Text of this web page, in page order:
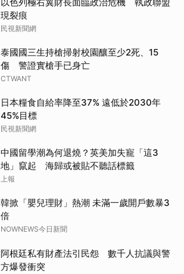
現裂痕
民視新聞網
泰國國三生持槍掃射校園釀至少2死、15
傷 警證實槍手已身亡
CTWANT
日本糧食自給率降至37% 遠低於2030年
45%目標
民視新聞網
中國留學潮為何退燒？英美加失寵「這3
地」竄起 海歸或被貼不聽話標籤
上報
韓掀「嬰兒理財」熱潮 未滿一歲開戶數暴3
倍
NOWNEWS今日新聞
阿根廷私有財產法引民怨 數千人抗議與警
方爆發衝突